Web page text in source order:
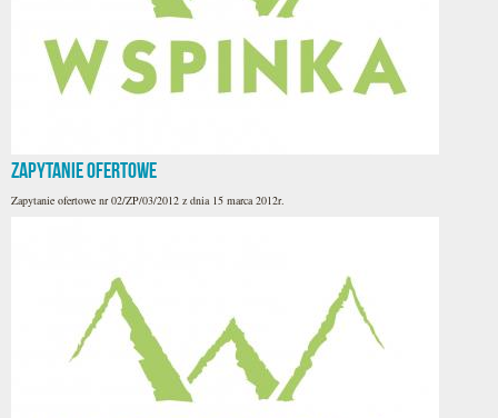
Zapytanie ofertowe
Zapytanie ofertowe nr 02/ZP/03/2012 z dnia 15 marca 2012r.